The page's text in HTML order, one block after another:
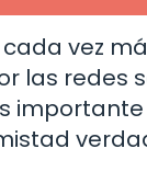
vez
las redes